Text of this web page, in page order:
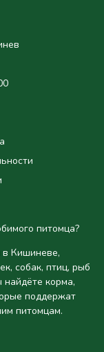
питомца?
в Кишиневе,
собак, птиц, рыб
корма,
поддержат
питомцам.